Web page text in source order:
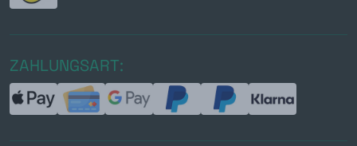
ZAHLUNGSART: